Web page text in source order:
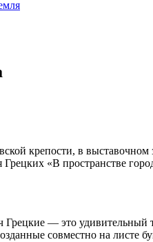
крепости, в
«В пространстве
— это удивительный
совместно на листе